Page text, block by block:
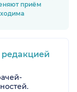
приём